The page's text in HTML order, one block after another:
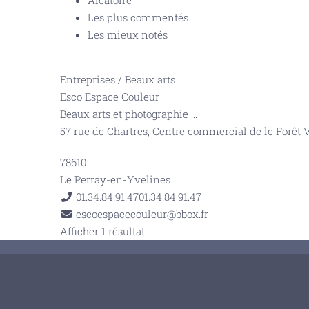
Les plus commentés
Les mieux notés
Entreprises / Beaux arts
Esco Espace Couleur
Beaux arts et photographie ...
57 rue de Chartres, Centre commercial de le Forêt
78610
Le Perray-en-Yvelines
01.34.84.91.4701.34.84.91.47
escoespacecouleur@bbox.fr
Afficher 1 résultat